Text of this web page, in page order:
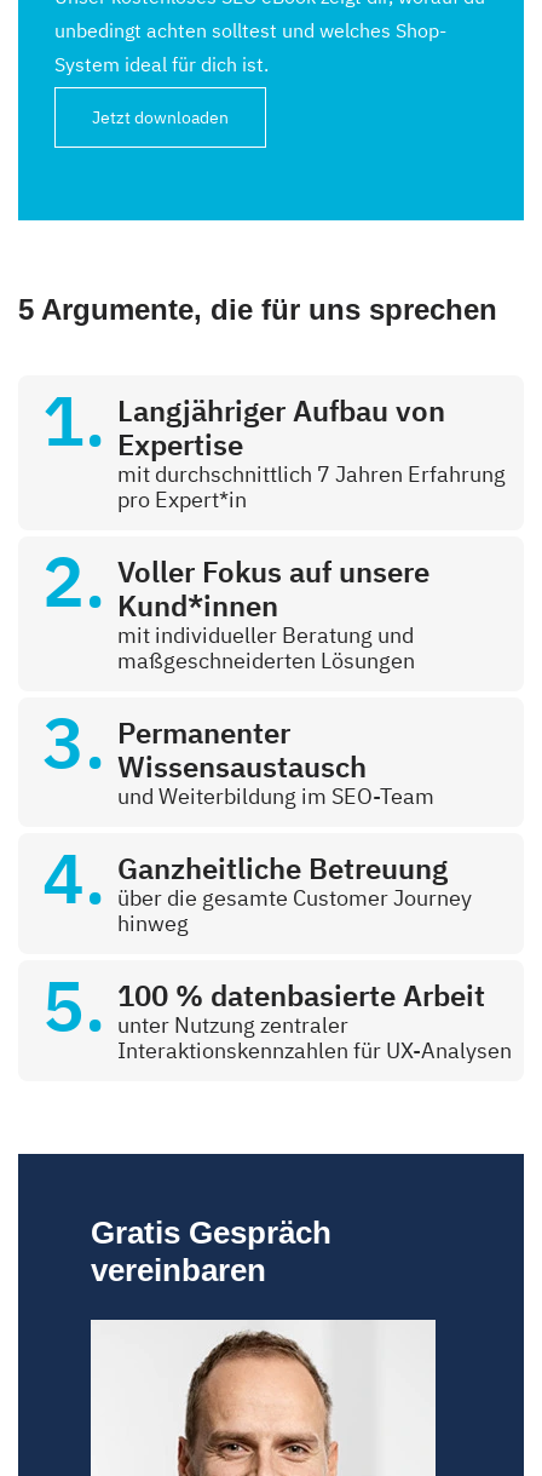
unbedingt achten solltest und welches Shop-
System ideal für dich ist.
Jetzt downloaden
5 Argumente, die für uns sprechen
Langjähriger Aufbau von
Expertise
mit durchschnittlich 7 Jahren Erfahrung
pro Expert*in
Voller Fokus auf unsere
Kund*innen
mit individueller Beratung und
maßgeschneiderten Lösungen
Permanenter
Wissensaustausch
und Weiterbildung im SEO-Team
Ganzheitliche Betreuung
über die gesamte Customer Journey
hinweg
100 % datenbasierte Arbeit
unter Nutzung zentraler
Interaktionskennzahlen für UX-Analysen
Gratis Gespräch
vereinbaren